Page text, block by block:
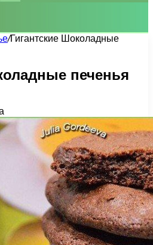
/Гигантские Шоколадные
печенья